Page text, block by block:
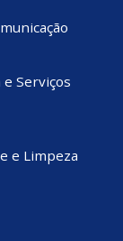
Serviços
e Limpeza